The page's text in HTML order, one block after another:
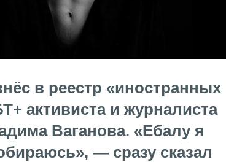
в реестр «иностранных
активиста и журналиста
Ваганова. «Ебалу я
— сразу сказал